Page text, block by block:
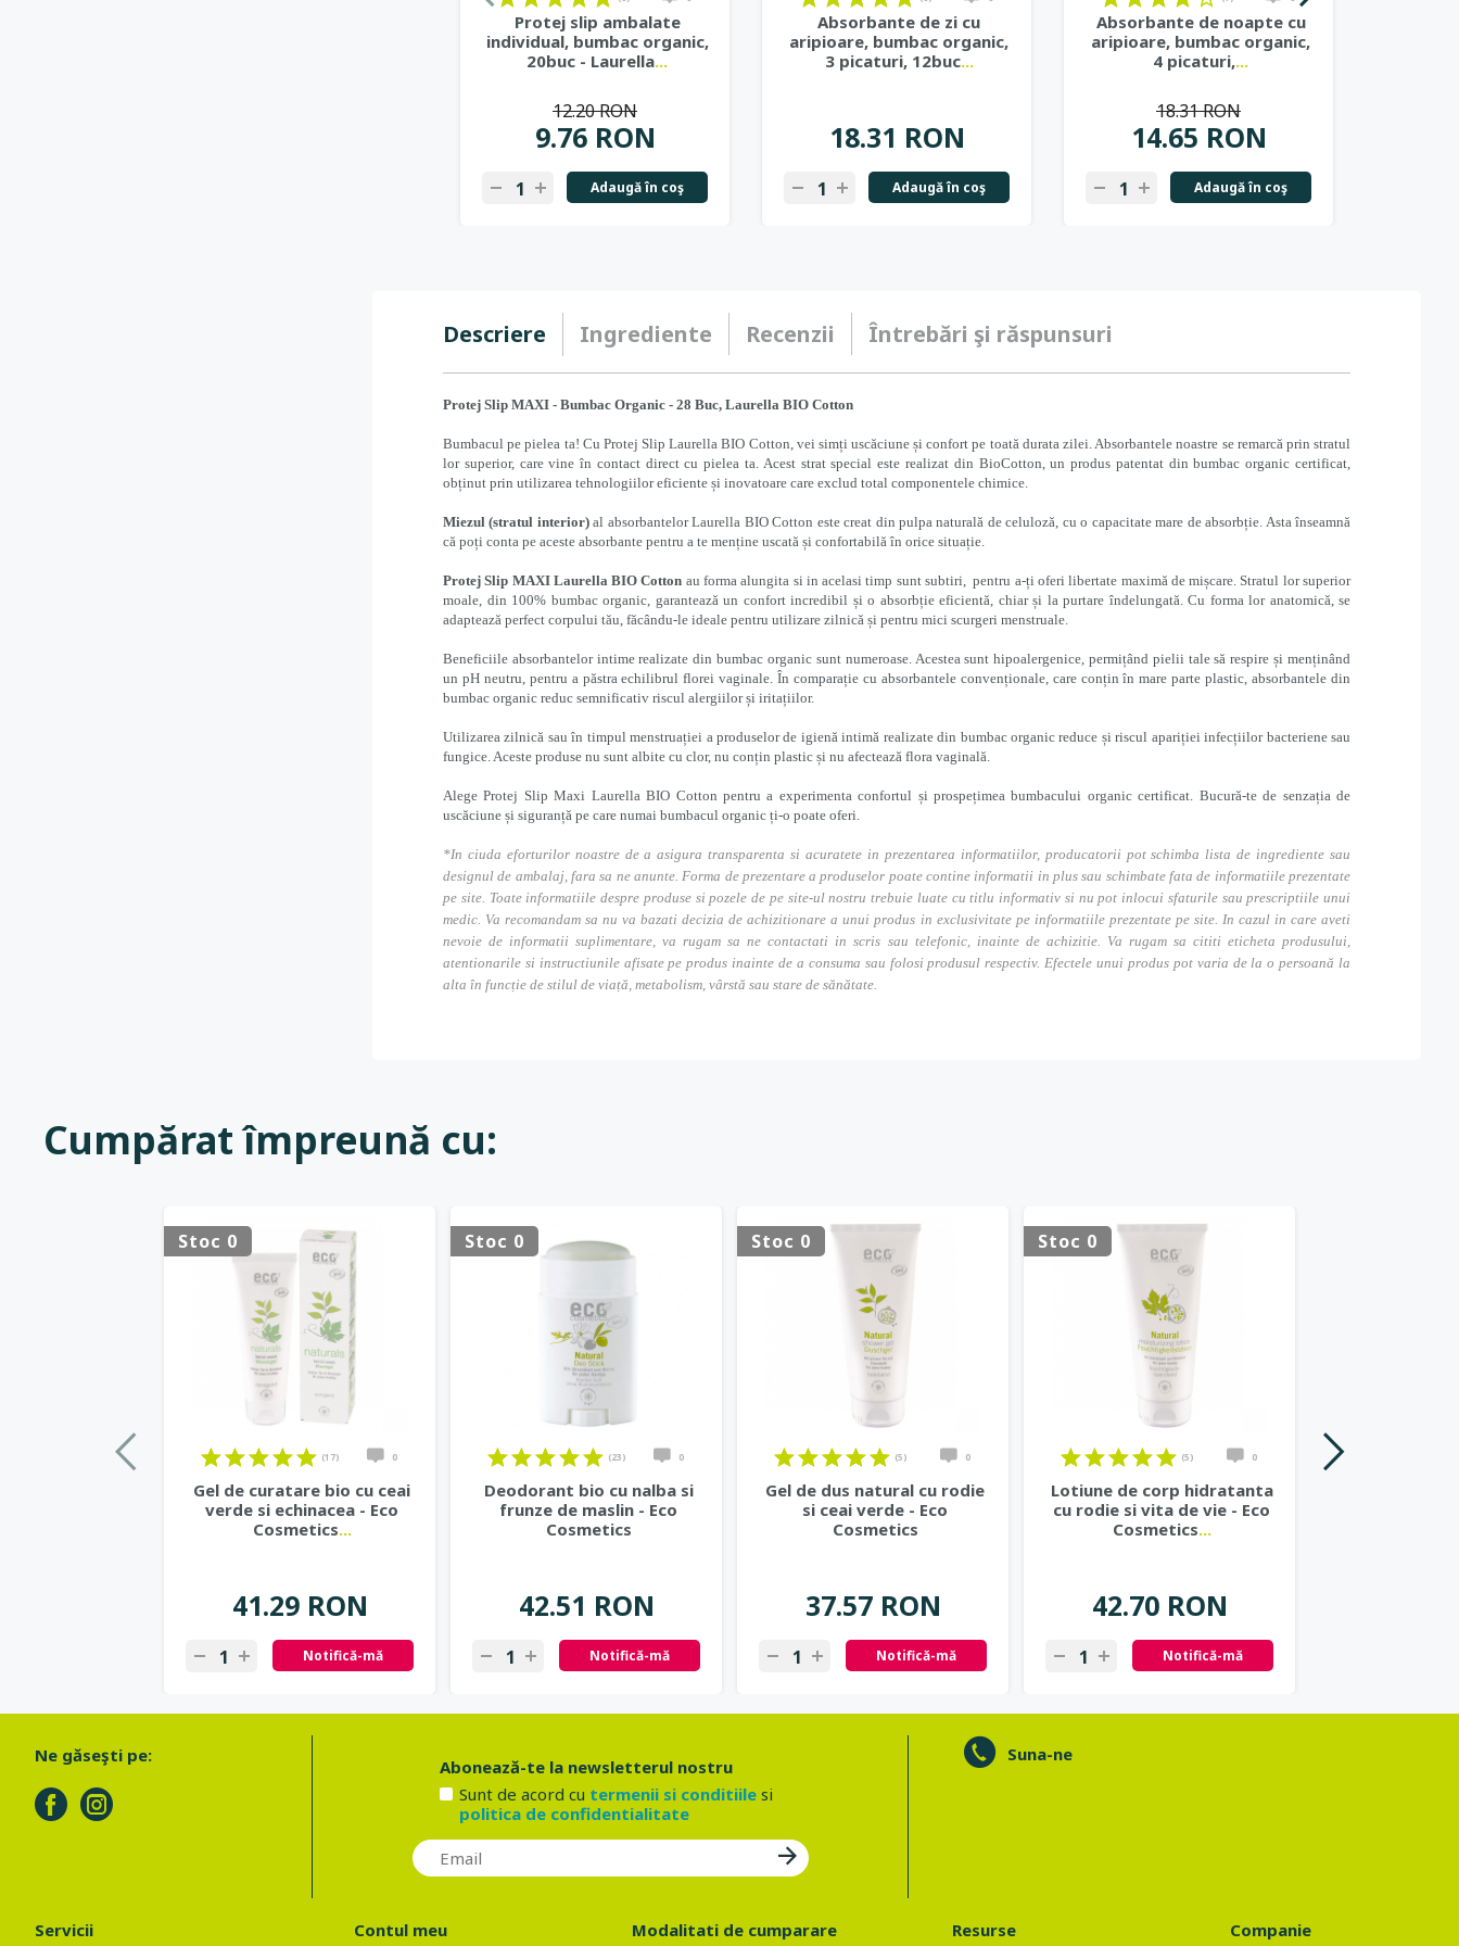
Protej slip ambalate
individual, bumbac organic,
20buc - Laurella...
9.76 RON
12.20 RON
Adaugă în coş
Absorbante de zi cu
aripioare, bumbac organic,
3 picaturi, 12buc...
18.31 RON
Adaugă în coş
Absorbante de noapte cu
aripioare, bumbac organic,
4 picaturi,...
14.65 RON
18.31 RON
Adaugă în coş
+
- +
- +
-
Descriere Ingrediente Recenzii Întrebări şi răspunsuri
Protej Slip MAXI - Bumbac Organic - 28 Buc, Laurella BIO Cotton
Bumbacul pe pielea ta! Cu Protej Slip Laurella BIO Cotton, vei simți uscăciune și confort pe toată durata zilei. Absorbantele noastre se remarcă prin stratul
lor superior, care vine în contact direct cu pielea ta. Acest strat special este realizat din BioCotton, un produs patentat din bumbac organic certificat,
obținut prin utilizarea tehnologiilor eficiente și inovatoare care exclud total componentele chimice.
Miezul (stratul interior)al absorbantelor Laurella BIO Cotton este creat din pulpa naturală de celuloză, cu o capacitate mare de absorbție. Asta înseamnă
că poți conta pe aceste absorbante pentru a te menține uscată și confortabilă în orice situație.
Protej Slip MAXI Laurella BIO Cotton au forma alungita si in acelasi timp sunt subtiri, pentru a-ți oferi libertate maximă de mișcare. Stratul lor superior
moale, din 100% bumbac organic, garantează un confort incredibil și o absorbție eficientă, chiar și la purtare îndelungată. Cu forma lor anatomică, se
adaptează perfect corpului tău, făcându-le ideale pentru utilizare zilnică și pentru mici scurgeri menstruale.
Beneficiile absorbantelor intime realizate din bumbac organic sunt numeroase. Acestea sunt hipoalergenice, permițând pielii tale să respire și menținând
un pH neutru, pentru a păstra echilibrul florei vaginale. În comparație cu absorbantele convenționale, care conțin în mare parte plastic, absorbantele din
bumbac organic reduc semnificativ riscul alergiilor și iritațiilor.
Utilizarea zilnică sau în timpul menstruației a produselor de igienă intimă realizate din bumbac organic reduce și riscul apariției infecțiilor bacteriene sau
fungice. Aceste produse nu sunt albite cu clor, nu conțin plastic și nu afectează flora vaginală.
Alege Protej Slip Maxi Laurella BIO Cotton pentru a experimenta confortul și prospețimea bumbacului organic certificat. Bucură-te de senzația de
uscăciune și siguranță pe care numai bumbacul organic ți-o poate oferi.
*In ciuda eforturilor noastre de a asigura transparenta si acuratete in prezentarea informatiilor, producatorii pot schimba lista de ingrediente sau
designul de ambalaj, fara sa ne anunte. Forma de prezentare a produselor poate contine informatii in plus sau schimbate fata de informatiile prezentate
pe site. Toate informatiile despre produse si pozele de pe site-ul nostru trebuie luate cu titlu informativ si nu pot inlocui sfaturile sau prescriptiile unui
medic. Va recomandam sa nu va bazati decizia de achizitionare a unui produs in exclusivitate pe informatiile prezentate pe site. In cazul in care aveti
nevoie de informatii suplimentare, va rugam sa ne contactati in scris sau telefonic, inainte de achizitie. Va rugam sa cititi eticheta produsului,
atentionarile si instructiunile afisate pe produs inainte de a consuma sau folosi produsul respectiv. Efectele unui produs pot varia de la o persoană la
alta în funcție de stilul de viață, metabolism, vârstă sau stare de sănătate.
Cumpărat împreună cu:
Stoc 0
(17) 0
Gel de curatare bio cu ceai
verde si echinacea - Eco
Cosmetics...
41.29 RON
Notifică-mă
Stoc 0
(23) 0
Deodorant bio cu nalba si
frunze de maslin - Eco
Cosmetics
42.51 RON
Notifică-mă
Stoc 0
(5) 0
Gel de dus natural cu rodie
si ceai verde - Eco
Cosmetics
37.57 RON
Notifică-mă
Stoc 0
(5) 0
Lotiune de corp hidratanta
cu rodie si vita de vie - Eco
Cosmetics...
42.70 RON
Notifică-mă
Ne găseşti pe:
Abonează-te la newsletterul nostru
Sunt de acord cu termenii si conditiilesi
politica de confidentialitate
Suna-ne
Servicii Contul meu Modalitati de cumparare Resurse Companie